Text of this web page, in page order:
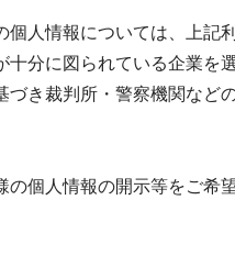
個人情報については、上記
十分に図られている企業を
づき裁判所・警察機関など
の個人情報の開示等をご希